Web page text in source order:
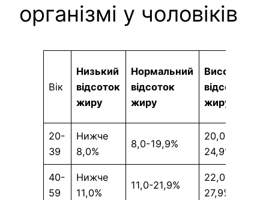
організмі у чоловіків
Вік
Низький
відсоток
жиру
Нормальний
відсоток
жиру
Високий
відсоток
жиру
20-
39
Нижче
8,0%
8,0-19,9%
20,0-
24,9%
40-
59
Нижче
11,0%
11,0-21,9%
22,0-
27,9%